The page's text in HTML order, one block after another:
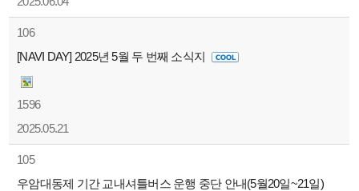
106
[NAVI DAY] 2025년 5월 두 번째 소식지
1596
2025.05.21
105
우암대동제 기간 교내셔틀버스 운행 중단 안내(5월20일~21일)